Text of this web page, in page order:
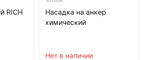
RICH
Насадка на анкер
химический
Нет в наличии